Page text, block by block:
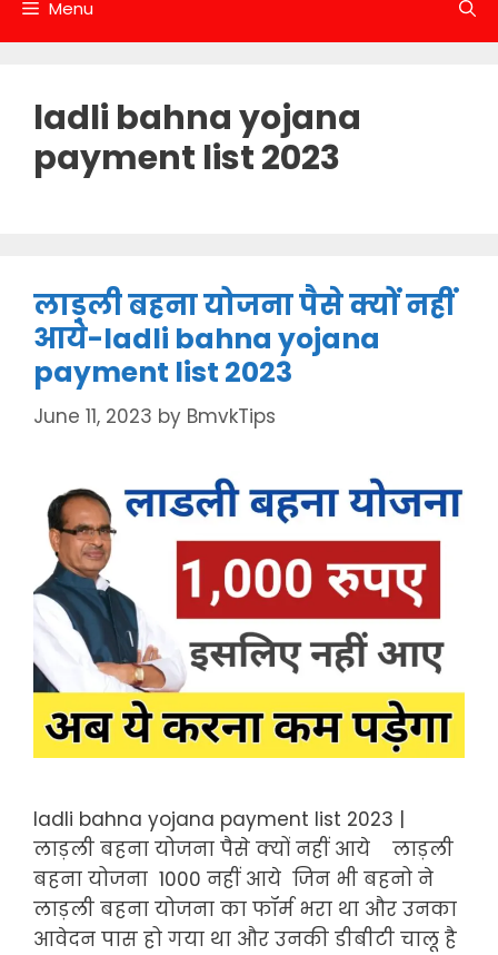
Menu
ladli bahna yojana
payment list 2023
लाड़ली बहना योजना पैसे क्यों नहीं
आये-ladli bahna yojana
payment list 2023
June 11, 2023 by BmvkTips
ladli bahna yojana payment list 2023 |
लाड़ली बहना योजना पैसे क्यों नहीं आये लाड़ली
बहना योजना 1000 नहीं आये जिन भी बहनो ने
लाड़ली बहना योजना का फॉर्म भरा था और उनका
आवेदन पास हो गया था और उनकी डीबीटी चालू है